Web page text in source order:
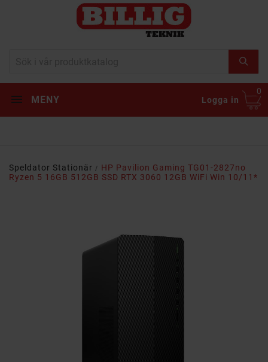
MENY Logga in
0
Speldator Stationär
HP Pavilion Gaming TG01-2827no
Ryzen 5 16GB 512GB SSD RTX 3060 12GB WiFi Win 10/11*